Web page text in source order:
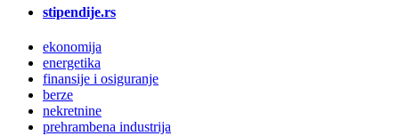
stipendije.rs
ekonomija
energetika
finansije i osiguranje
berze
nekretnine
prehrambena industrija